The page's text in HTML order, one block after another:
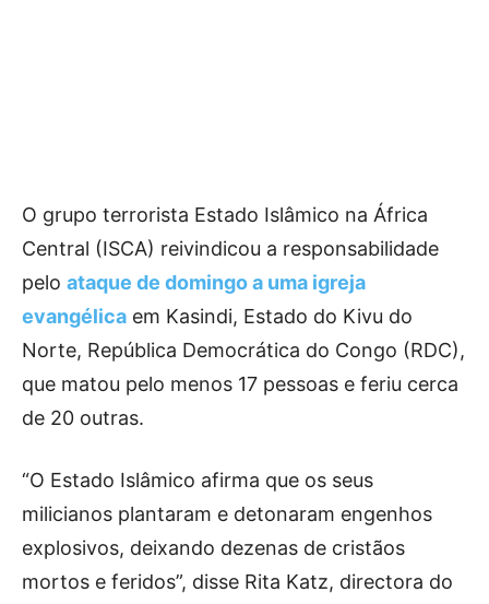
O grupo terrorista Estado Islâmico na África
Central (ISCA) reivindicou a responsabilidade
pelo ataque de domingo a uma igreja
evangélica em Kasindi, Estado do Kivu do
Norte, República Democrática do Congo (RDC),
que matou pelo menos 17 pessoas e feriu cerca
de 20 outras.
“O Estado Islâmico afirma que os seus
milicianos plantaram e detonaram engenhos
explosivos, deixando dezenas de cristãos
mortos e feridos”, disse Rita Katz, directora do